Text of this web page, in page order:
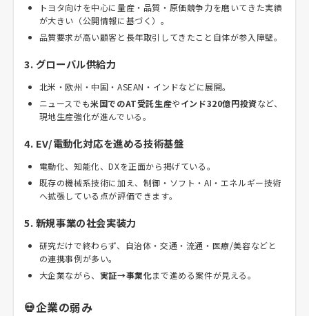
トヨタ向けを中心に量産・品質・原価競争力を磨いてきた実績
が大きい（公開情報に基づく）。
品質要求が高い顧客と長年取引してきたこと自体が参入障壁。
3. グローバル供給力
北米・欧州・中国・ASEAN・インドなどに展開。
ニュースでも米国でのAT受託生産やインド320億円投資など、
現地生産強化が進んでいる。
4. EV/電動化対応を進める技術基盤
電動化、知能化、DXを正面から掲げている。
既存の機械系技術に加え、制御・ソフト・AI・エネルギー技術
へ拡張している点が評価できます。
5. 新規事業の社会実装力
研究だけで終わらず、自治体・交通・流通・医療/美容などと
の連携事例が多い。
大企業ながら、 実証→事業化まで進める案件が見える。
💀企業の弱み